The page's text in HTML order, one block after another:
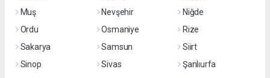
Muş
Nevşehir
Niğde
Ordu
Osmaniye
Rize
Sakarya
Samsun
Siirt
Sinop
Sivas
Şanlıurfa